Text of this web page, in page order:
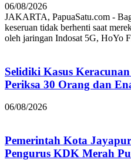
06/08/2026
JAKARTA, PapuaSatu.com -
keseruan tidak berhenti saat
oleh jaringan Indosat 5G, HoYo
Selidiki Kasus
Periksa 30 Orang dan
06/08/2026
Pemerintah Kota
Pengurus KDK Merah